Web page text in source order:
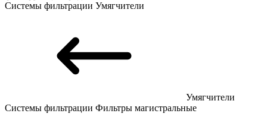
Системы фильтрации Умягчители
Умягчители
Системы фильтрации Фильтры магистральные